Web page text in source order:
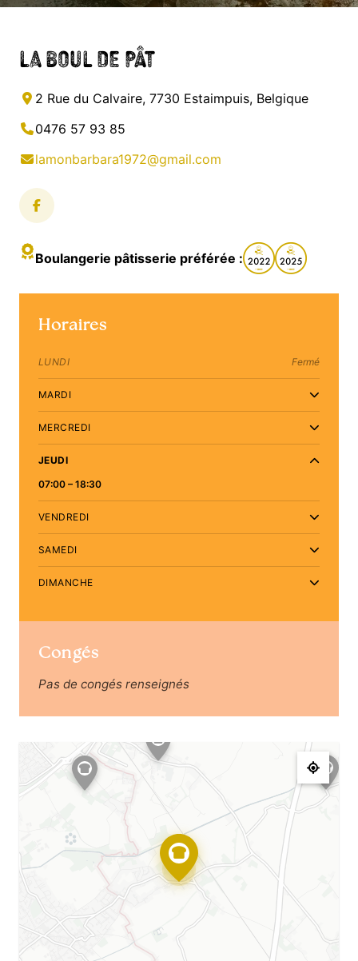
La Boul de Pât
2 Rue du Calvaire, 7730 Estaimpuis, Belgique
0476 57 93 85
lamonbarbara1972@gmail.com
Boulangerie pâtisserie préférée :
Horaires
LUNDI Fermé
MARDI
MERCREDI
JEUDI
07:00 – 18:30
VENDREDI
SAMEDI
DIMANCHE
Congés
Pas de congés renseignés